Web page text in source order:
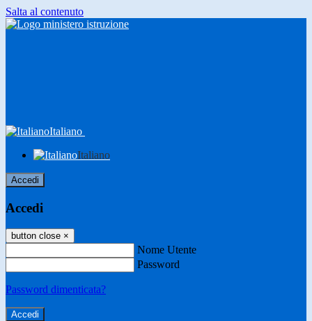
Salta al contenuto
Italiano
Italiano
Accedi
Accedi
button close ×
Nome Utente
Password
Password dimenticata?